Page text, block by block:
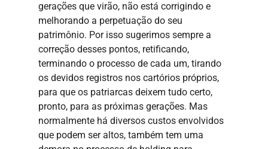
gerações que virão, não está corrigindo e
melhorando a perpetuação do seu
patrimônio. Por isso sugerimos sempre a
correção desses pontos, retificando,
terminando o processo de cada um, tirando
os devidos registros nos cartórios próprios,
para que os patriarcas deixem tudo certo,
pronto, para as próximas gerações. Mas
normalmente há diversos custos envolvidos
que podem ser altos, também tem uma